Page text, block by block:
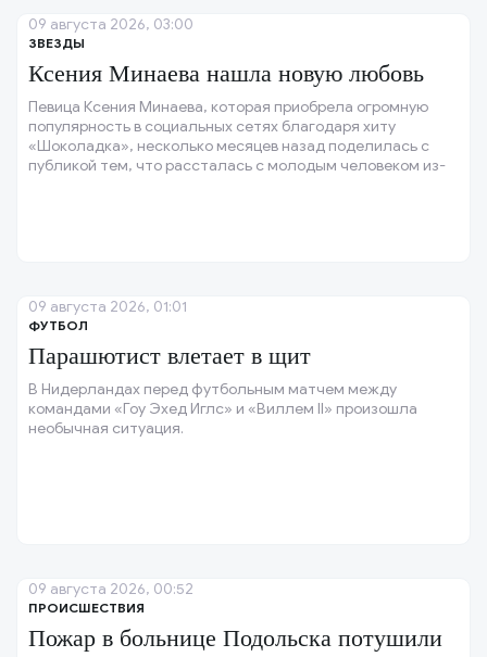
ЗВЕЗДЫ
Ксения Минаева нашла новую любовь
Певица Ксения Минаева, которая приобрела огромную
популярность в социальных сетях благодаря хиту
«Шоколадка», несколько месяцев назад поделилась с
публикой тем, что рассталась с молодым человеком из-
09 августа 2026, 03:00
ФУТБОЛ
Парашютист влетает в щит
В Нидерландах перед футбольным матчем между
командами «Гоу Эхед Иглс» и «Виллем II» произошла
необычная ситуация.
09 августа 2026, 01:01
ПРОИСШЕСТВИЯ
Пожар в больнице Подольска потушили
09 августа 2026, 00:52